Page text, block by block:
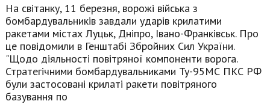
На світанку, 11 березня, ворожі війська з
бомбардувальників завдали ударів крилатими
ракетами містах Луцьк, Дніпро, Івано-Франківськ. Про
це повідомили в Генштабі Збройних Сил України.
"Щодо діяльності повітряної компоненти ворога.
Стратегічними бомбардувальниками Ту-95МС ПКС РФ
були застосовані крилаті ракети повітряного
базування по